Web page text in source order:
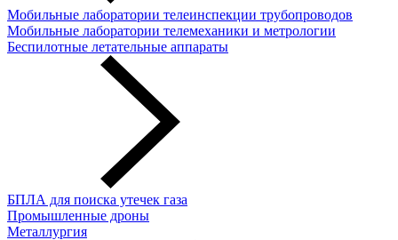
Мобильные лаборатории телеинспекции трубопроводов
Мобильные лаборатории телемеханики и метрологии
Беспилотные летательные аппараты
БПЛА для поиска утечек газа
Промышленные дроны
Металлургия